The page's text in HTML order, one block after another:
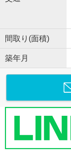
間取り(面積)
築年月